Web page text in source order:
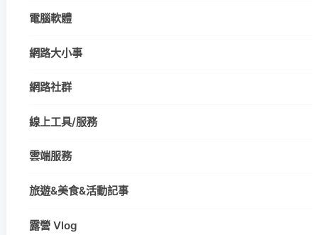
電腦軟體
網路大小事
網路社群
線上工具/服務
雲端服務
旅遊&美食&活動記事
露營 Vlog